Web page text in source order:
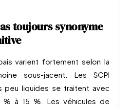
toujours synonyme
varient fortement selon la
sous-jacent. Les SCPI
peu liquides se traitent avec
à 15 %. Les véhicules de